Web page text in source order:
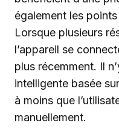
également les points
Lorsque plusieurs
l’appareil se
plus récemment. Il
intelligente basée
à moins que
manuellement.